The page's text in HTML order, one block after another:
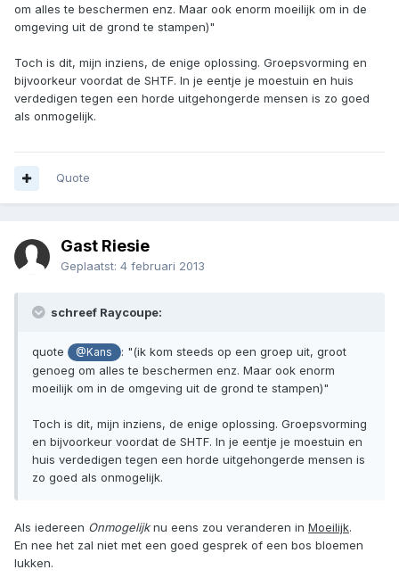
om alles te beschermen enz. Maar ook enorm moeilijk om in de
omgeving uit de grond te stampen)"
Toch is dit, mijn inziens, de enige oplossing. Groepsvorming en
bijvoorkeur voordat de SHTF. In je eentje je moestuin en huis
verdedigen tegen een horde uitgehongerde mensen is zo goed
als onmogelijk.
Quote
Gast Riesie
Geplaatst: 4 februari 2013
schreef Raycoupe:
quote @Kans
: "(ik kom steeds op een groep uit, groot
genoeg om alles te beschermen enz. Maar ook enorm
moeilijk om in de omgeving uit de grond te stampen)"
Toch is dit, mijn inziens, de enige oplossing. Groepsvorming
en bijvoorkeur voordat de SHTF. In je eentje je moestuin en
huis verdedigen tegen een horde uitgehongerde mensen is
zo goed als onmogelijk.
Als iedereen Onmogelijknu eens zou veranderen in Moeilijk.
En nee het zal niet met een goed gesprek of een bos bloemen
lukken.